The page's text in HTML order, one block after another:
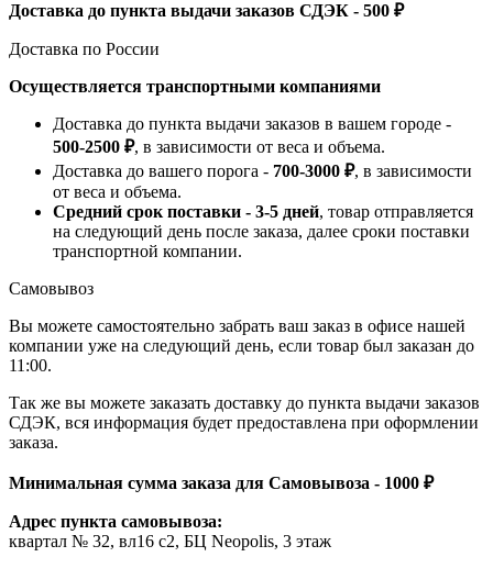
Доставка до пункта выдачи заказов СДЭК - 500 ₽
Доставка по России
Осуществляется транспортными компаниями
Доставка до пункта выдачи заказов в вашем городе -
500-2500 ₽, в зависимости от веса и объема.
Доставка до вашего порога - 700-3000 ₽, в зависимости
от веса и объема.
Средний срок поставки - 3-5 дней, товар отправляется
на следующий день после заказа, далее сроки поставки
транспортной компании.
Самовывоз
Вы можете самостоятельно забрать ваш заказ в офисе нашей
компании уже на следующий день, если товар был заказан до
11:00.
Так же вы можете заказать доставку до пункта выдачи заказов
СДЭК, вся информация будет предоставлена при оформлении
заказа.
Минимальная сумма заказа для Самовывоза - 1000 ₽
Адрес пункта самовывоза:
квартал № 32, вл16 с2, БЦ Neopolis, 3 этаж